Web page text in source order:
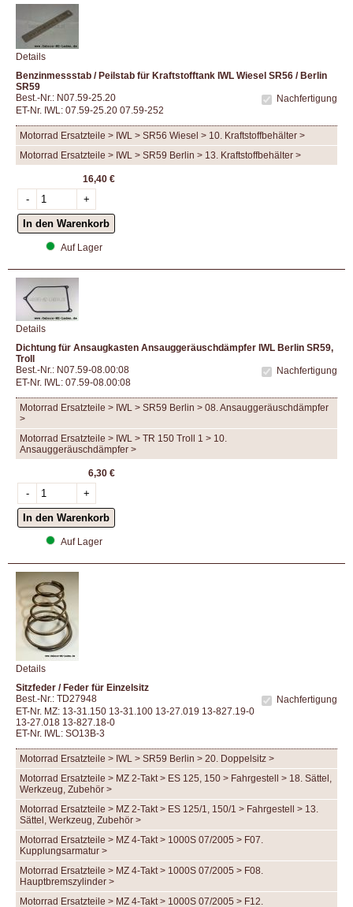
Details
Benzinmessstab / Peilstab für Kraftstofftank IWL Wiesel SR56 / Berlin
SR59
Nachfertigung
Best.-Nr.: N07.59-25.20
ET-Nr. IWL: 07.59-25.20 07.59-252
Motorrad Ersatzteile > IWL > SR56 Wiesel > 10. Kraftstoffbehälter >
Motorrad Ersatzteile > IWL > SR59 Berlin > 13. Kraftstoffbehälter >
16,40 €
Auf Lager
Details
Dichtung für Ansaugkasten Ansauggeräuschdämpfer IWL Berlin SR59,
Troll
Nachfertigung
Best.-Nr.: N07.59-08.00:08
ET-Nr. IWL: 07.59-08.00:08
Motorrad Ersatzteile > IWL > SR59 Berlin > 08. Ansauggeräuschdämpfer
>
Motorrad Ersatzteile > IWL > TR 150 Troll 1 > 10.
Ansauggeräuschdämpfer >
6,30 €
Auf Lager
Details
Sitzfeder / Feder für Einzelsitz
Nachfertigung
Best.-Nr.: TD27948
ET-Nr. MZ: 13-31.150 13-31.100 13-27.019 13-827.19-0
13-27.018 13-827.18-0
ET-Nr. IWL: SO13B-3
Motorrad Ersatzteile > IWL > SR59 Berlin > 20. Doppelsitz >
Motorrad Ersatzteile > MZ 2-Takt > ES 125, 150 > Fahrgestell > 18. Sättel,
Werkzeug, Zubehör >
Motorrad Ersatzteile > MZ 2-Takt > ES 125/1, 150/1 > Fahrgestell > 13.
Sättel, Werkzeug, Zubehör >
Motorrad Ersatzteile > MZ 4-Takt > 1000S 07/2005 > F07.
Kupplungsarmatur >
Motorrad Ersatzteile > MZ 4-Takt > 1000S 07/2005 > F08.
Hauptbremszylinder >
Motorrad Ersatzteile > MZ 4-Takt > 1000S 07/2005 > F12.